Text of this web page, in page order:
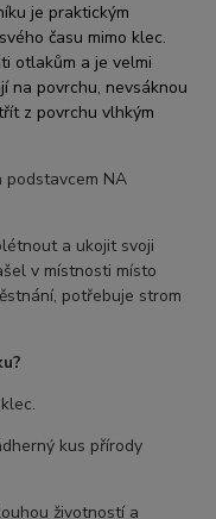
je praktickým
času mimo klec.
otlakům a je velmi
na povrchu, nevsáknou
z povrchu vlhkým
podstavcem NA
a ukojit svoji
v místnosti místo
potřebuje strom
kus přírody
životností a